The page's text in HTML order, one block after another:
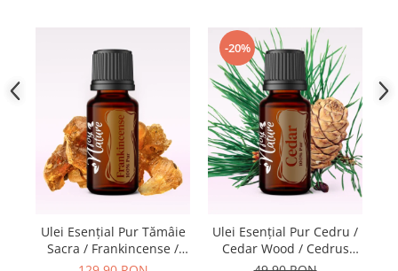
Ulei Esențial Pur Tămâie
Sacra / Frankincense /
Boswellia Carterii 15ml -
-20%
Ulei Esențial Pur Cedru /
Cedar Wood / Cedrus
Deodara 15ml -